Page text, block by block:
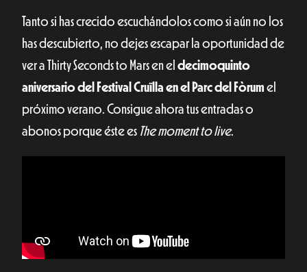
Tanto si has crecido escuchándolos como si aún no los
has descubierto, no dejes escapar la oportunidad de
ver a Thirty Seconds to Mars en el decimoquinto
aniversario del Festival Cruïlla en el Parc del Fòrum el
próximo verano. Consigue ahora tus entradas o
abonos porque éste es The moment to live.